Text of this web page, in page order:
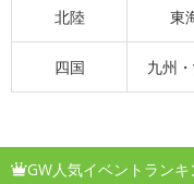
北陸 東
四国 九州
GW人気イベントランキ